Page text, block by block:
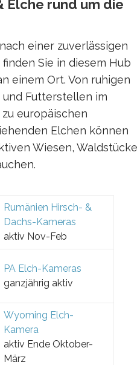
Elche rund um die
einer zuverlässigen
finden Sie in diesem Hub
einem Ort. Von ruhigen
Futterstellen im
europäischen
Elchen können
Wiesen, Waldstücke
Rumänien Hirsch- &
Dachs-Kameras
aktiv Nov-Feb
PA Elch-Kameras
ganzjährig aktiv
Wyoming Elch-
Kamera
aktiv Ende Oktober-
März